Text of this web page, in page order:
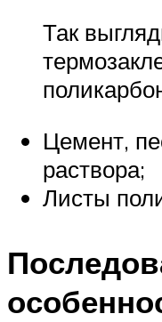
Так
Цемент,
раствора;
Листы